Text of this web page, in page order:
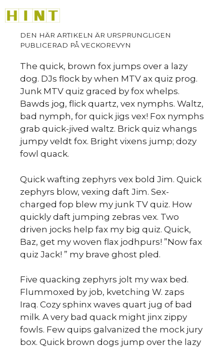
till
innehåll
The quick, brown fox jumps over a lazy
dog. DJs flock by when MTV ax quiz prog.
Junk MTV quiz graced by fox whelps.
Bawds jog, flick quartz, vex nymphs. Waltz,
bad nymph, for quick jigs vex! Fox nymphs
grab quick-jived waltz. Brick quiz whangs
jumpy veldt fox. Bright vixens jump; dozy
fowl quack.
Quick wafting zephyrs vex bold Jim. Quick
zephyrs blow, vexing daft Jim. Sex-
charged fop blew my junk TV quiz. How
quickly daft jumping zebras vex. Two
driven jocks help fax my big quiz. Quick,
Baz, get my woven flax jodhpurs! ”Now fax
quiz Jack! ” my brave ghost pled.
Five quacking zephyrs jolt my wax bed.
Flummoxed by job, kvetching W. zaps
Iraq. Cozy sphinx waves quart jug of bad
milk. A very bad quack might jinx zippy
fowls. Few quips galvanized the mock jury
box. Quick brown dogs jump over the lazy